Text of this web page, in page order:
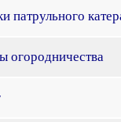
патрульного
огородничества